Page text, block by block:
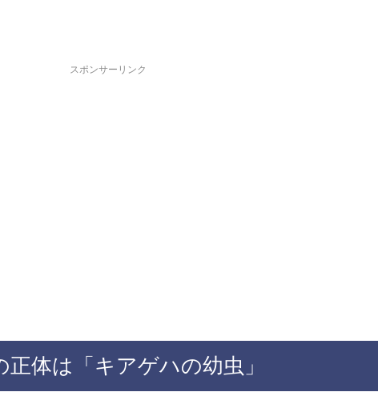
スポンサーリンク
体は「キアゲハの幼虫」